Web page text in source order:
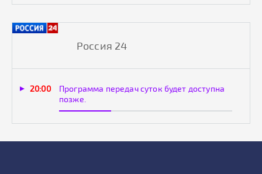
Россия 24
20:00
Программа передач суток будет доступна
позже.